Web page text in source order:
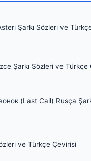
Şarkı Sözleri ve
Şarkı Sözleri ve Türkçe
(Last Call) Rusça
ve Türkçe Çevirisi